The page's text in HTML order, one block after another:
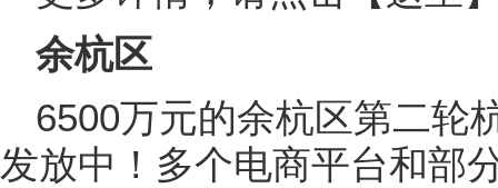
余杭区
6500万元的余杭区第二轮
发放中！多个电商平台和部